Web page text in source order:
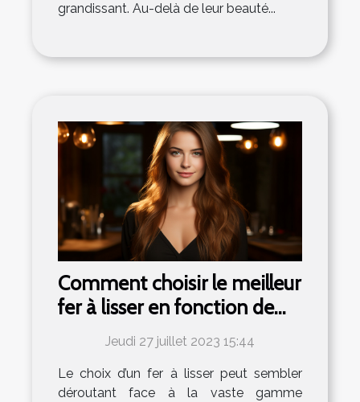
grandissant. Au-delà de leur beauté...
Comment choisir le meilleur
fer à lisser en fonction de
votre type de cheveux
Jeudi 27 juillet 2023 15:44
Le choix d’un fer à lisser peut sembler
déroutant face à la vaste gamme